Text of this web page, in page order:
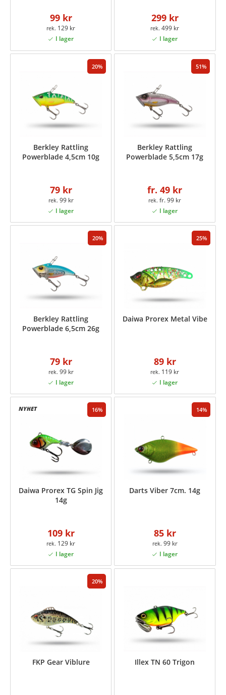
99 kr
129 kr
299 kr
499 kr
20
Berkley Rattling
Powerblade 4,5cm 10g
79 kr
99 kr
51
Berkley Rattling
Powerblade 5,5cm 17g
fr. 49 kr
fr. 99 kr
20
Berkley Rattling
Powerblade 6,5cm 26g
79 kr
99 kr
25
Daiwa Prorex Metal Vibe
89 kr
119 kr
16
Daiwa Prorex TG Spin Jig
14g
109 kr
129 kr
14
Darts Viber 7cm. 14g
85 kr
99 kr
20
FKP Gear Viblure Illex TN 60 Trigon